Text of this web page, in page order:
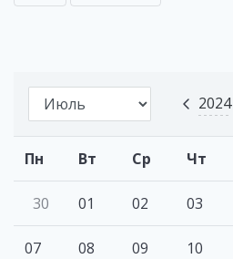
2024
Пн Вт Ср Чт
30 01 02 03
07 08 09 10